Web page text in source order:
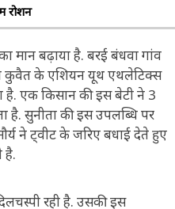
रोशन
मान बढ़ाया है. बरई बंधवा गांव
कुवैत के एशियन यूथ एथलेटिक्स
है. एक किसान की इस बेटी ने 3
है. सुनीता की इस उपलब्धि पर
ने ट्वीट के जरिए बधाई देते हुए
है.
रही है. उसकी इस